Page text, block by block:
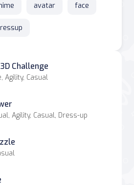
avatar face
Challenge
Agility, Casual
Agility, Casual, Dress-up